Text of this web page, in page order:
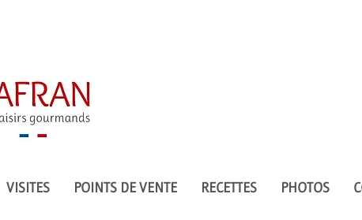
2021
VISITES POINTS DE VENTE RECETTES PHOTOS